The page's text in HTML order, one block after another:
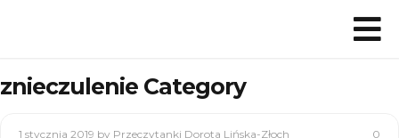
znieczulenie Category
1 stycznia 2019 by Przeczytanki Dorota Lińska-Złoch 0